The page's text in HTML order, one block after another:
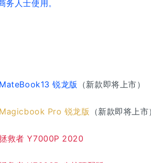
务人士使用。
锐龙版 （新款即将上市）
Pro 锐龙版 （新款即将上市
救者 Y7000P 2020